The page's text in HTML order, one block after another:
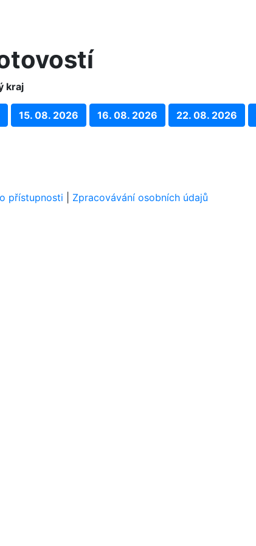
kraj
15. 08. 2026 16. 08. 2026 22. 08. 2026
přístupnosti Zpracovávání osobních údajů